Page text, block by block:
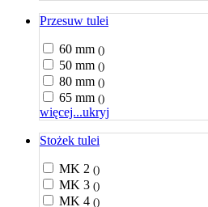
Przesuw tulei
60 mm ()
50 mm ()
80 mm ()
65 mm ()
więcej...ukryj
Stożek tulei
MK 2 ()
MK 3 ()
MK 4 ()